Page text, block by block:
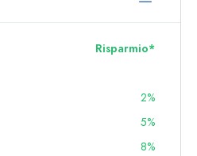
Risparmio*
2%
5%
8%